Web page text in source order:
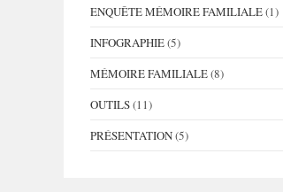
ENQUÊTE MÉMOIRE FAMILIALE(1)
INFOGRAPHIE(5)
MÉMOIRE FAMILIALE(8)
OUTILS(11)
PRÉSENTATION(5)